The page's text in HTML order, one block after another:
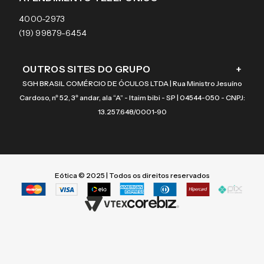
4000-2973
(19) 99879-6454
OUTROS SITES DO GRUPO +
SGH BRASIL COMÉRCIO DE ÓCULOS LTDA | Rua Ministro Jesuíno
Cardoso, nº 52, 3º andar, ala “A” - Itaim bibi - SP | 04544-050 - CNPJ:
13.257.648/0001-90
Eótica © 2025 | Todos os direitos reservados